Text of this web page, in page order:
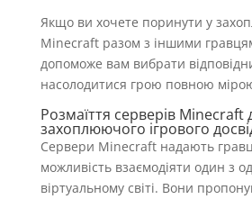
Якщо ви хочете поринути у
Minecraft разом з іншими
допоможе вам вибрати
насолодитися грою повною
Розмаїття серверів Minecraft
захоплюючого ігрового
Сервери Minecraft надають
можливість взаємодіяти один з
віртуальному світі. Вони